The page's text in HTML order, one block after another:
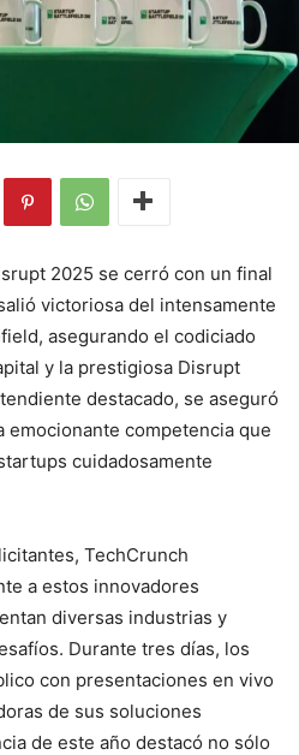
2025 se cerró con un final
victoriosa del intensamente
asegurando el codiciado
y la prestigiosa Disrupt
destacado, se aseguró
emocionante competencia que
cuidadosamente
TechCrunch
a estos innovadores
diversas industrias y
Durante tres días, los
con presentaciones en vivo
de sus soluciones
de este año destacó no sólo